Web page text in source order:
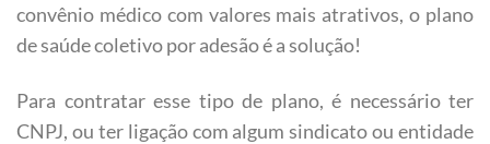
convênio médico com valores mais atrativos, o plano
de saúde coletivo por adesão é a solução!
Para contratar esse tipo de plano, é necessário ter
CNPJ, ou ter ligação com algum sindicato ou entidade